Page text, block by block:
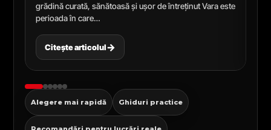
grădină curată, sănătoasă și ușor de întreținut Vara este
perioada în care…
Citește articolul→
Alegere mai rapidă Ghiduri practice